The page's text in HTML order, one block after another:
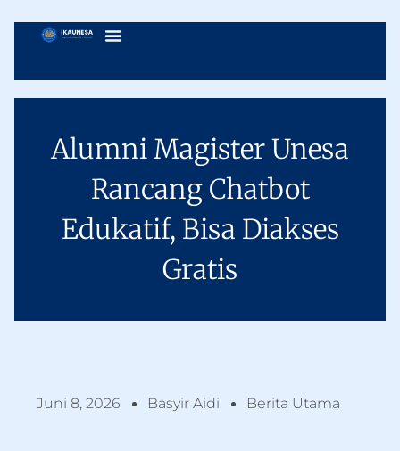
Alumni Magister Unesa
Rancang Chatbot
Edukatif, Bisa Diakses
Gratis
Juni 8, 2026 Basyir Aidi Berita Utama